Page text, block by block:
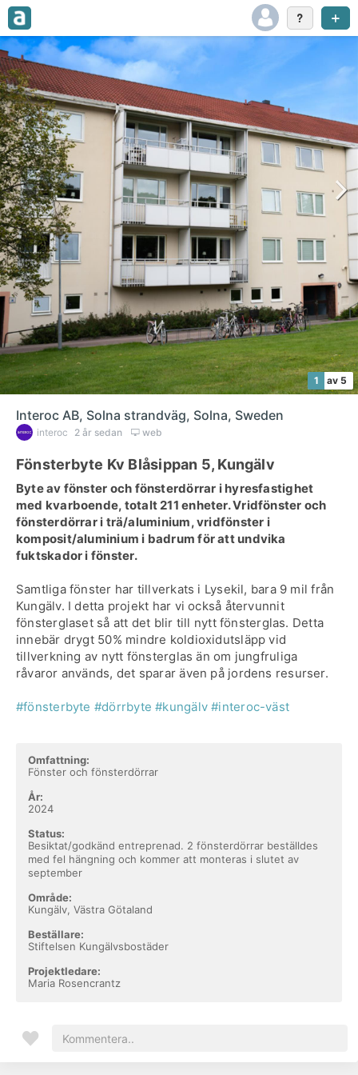
1 av 5
Interoc AB, Solna strandväg, Solna, Sweden
interoc 2 år sedan web
Fönsterbyte Kv Blåsippan 5, Kungälv
Byte av fönster och fönsterdörrar i hyresfastighet
med kvarboende, totalt 211 enheter. Vridfönster och
fönsterdörrar i trä/aluminium, vridfönster i
komposit/aluminium i badrum för att undvika
fuktskador i fönster.
Samtliga fönster har tillverkats i Lysekil, bara 9 mil från
Kungälv. I detta projekt har vi också återvunnit
fönsterglaset så att det blir till nytt fönsterglas. Detta
innebär drygt 50% mindre koldioxidutsläpp vid
tillverkning av nytt fönsterglas än om jungfruliga
råvaror används, det sparar även på jordens resurser.
#fönsterbyte #dörrbyte #kungälv #interoc-väst
Omfattning:
Fönster och fönsterdörrar
År:
2024
Status:
Besiktat/godkänd entreprenad. 2 fönsterdörrar beställdes
med fel hängning och kommer att monteras i slutet av
september
Område:
Kungälv, Västra Götaland
Beställare:
Stiftelsen Kungälvsbostäder
Projektledare:
Maria Rosencrantz